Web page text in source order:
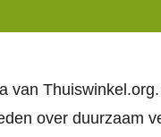
van
over duurzaam